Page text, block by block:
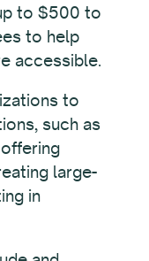
to $500 to
to help
accessible.
to
such as
large-
in